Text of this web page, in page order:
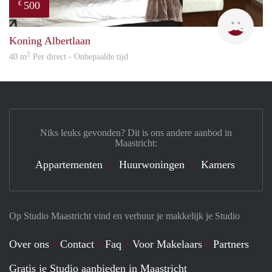
€ 500
Koning Albertlaan
40 m2 Per direct - Onbepaalde tijd
Op Studio Maastricht vind en verhuur je makkelijk je Studio
Over ons Contact Faq Voor Makelaars
Partners
Gratis je Studio aanbieden in Maastricht
Niks leuks gevonden? Dit is ons andere aanbod in
Maastricht:
Appartementen Huurwoningen Kamers